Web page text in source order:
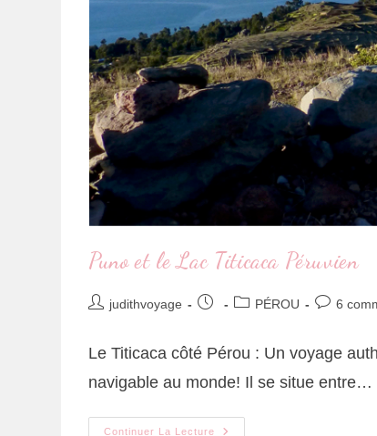
Puno et le Lac Titicaca Péruvien
judithvoyage PÉROU 6
Le Titicaca côté Pérou : Un voyage
navigable au monde! Il se situe entre…
Continuer La Lecture